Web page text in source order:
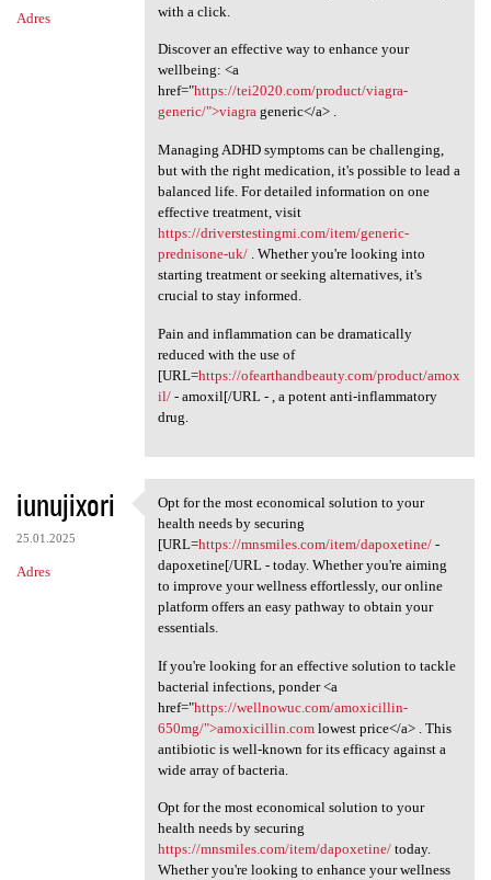
Adres
with a click.
Discover an effective way to enhance your
wellbeing: <a
href="https://tei2020.com/product/viagra-
generic/">viagrageneric</a> .
Managing ADHD symptoms can be challenging,
but with the right medication, it's possible to lead a
balanced life. For detailed information on one
effective treatment, visit
https://driverstestingmi.com/item/generic-
prednisone-uk/. Whether you're looking into
starting treatment or seeking alternatives, it's
crucial to stay informed.
Pain and inflammation can be dramatically
reduced with the use of
[URL=https://ofearthandbeauty.com/product/amox
il/- amoxil[/URL - , a potent anti-inflammatory
drug.
iunujixori
25.01.2025
Adres
Opt for the most economical
Opt for the most economical solution to your
health needs by securing
[URL=https://mnsmiles.com/item/dapoxetine/-
dapoxetine[/URL - today. Whether you're aiming
to improve your wellness effortlessly, our online
platform offers an easy pathway to obtain your
essentials.
If you're looking for an effective solution to tackle
bacterial infections, ponder <a
href="https://wellnowuc.com/amoxicillin-
650mg/">amoxicillin.comlowest price</a> . This
antibiotic is well-known for its efficacy against a
wide array of bacteria.
Opt for the most economical solution to your
health needs by securing
https://mnsmiles.com/item/dapoxetine/today.
Whether you're looking to enhance your wellness